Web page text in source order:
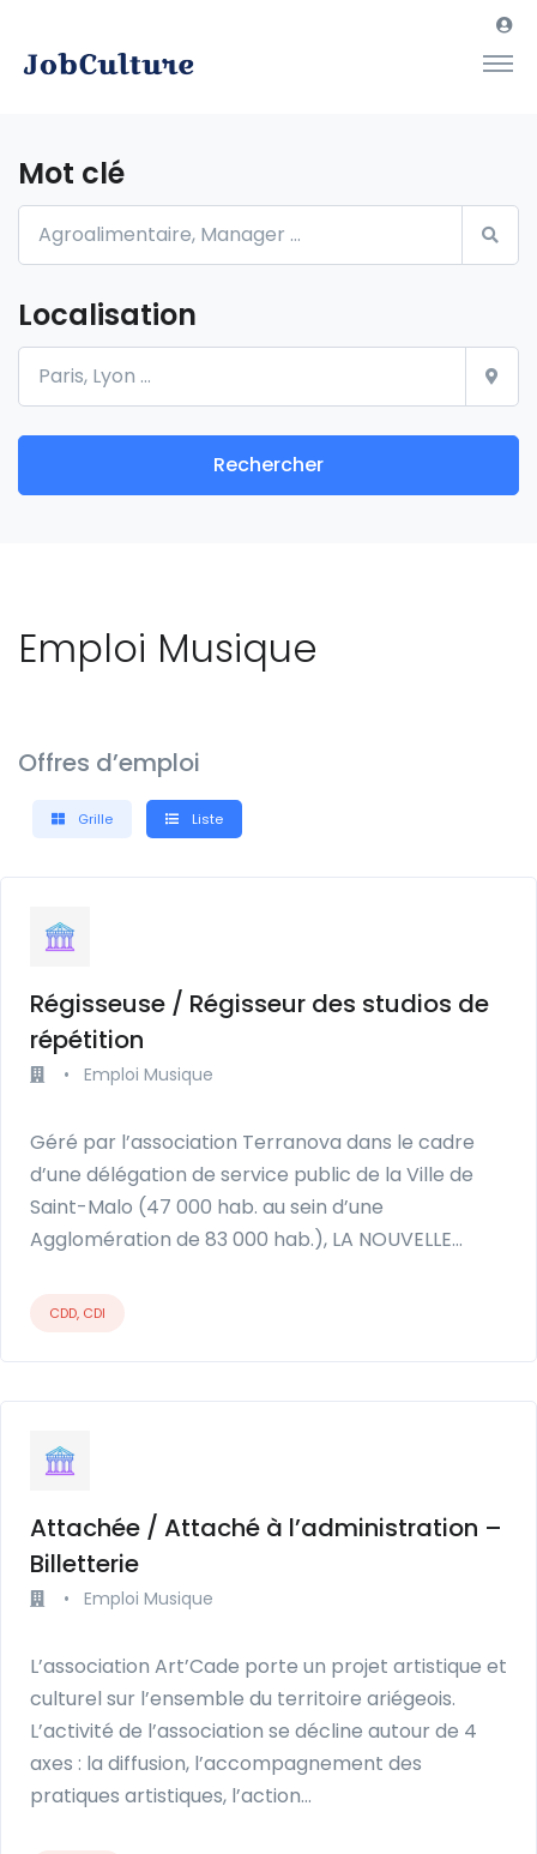
Mot clé
Localisation
Rechercher
Emploi Musique
Offres d’emploi
Grille Liste
Régisseuse / Régisseur des studios de
répétition
• Emploi Musique
Géré par l’association Terranova dans le cadre
d’une délégation de service public de la Ville de
Saint-Malo (47 000 hab. au sein d’une
Agglomération de 83 000 hab.), LA NOUVELLE…
CDD, CDI
Attachée / Attaché à l’administration –
Billetterie
• Emploi Musique
L’association Art’Cade porte un projet artistique et
culturel sur l’ensemble du territoire ariégeois.
L’activité de l’association se décline autour de 4
axes : la diffusion, l’accompagnement des
pratiques artistiques, l’action…